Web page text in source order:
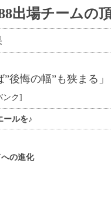
出場チームの
後悔の幅”も狭まる」
ンク]
ールを♪
への進化